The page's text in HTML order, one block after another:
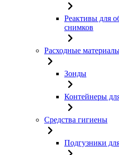
Реактивы для
снимков
Расходные
Зонды
Контейнеры
Средства гигиены
Подгузники